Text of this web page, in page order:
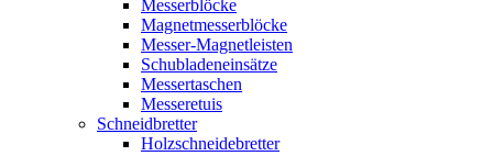
Messerblöcke
Magnetmesserblöcke
Messer-Magnetleisten
Schubladeneinsätze
Messertaschen
Messeretuis
Schneidbretter
Holzschneidebretter